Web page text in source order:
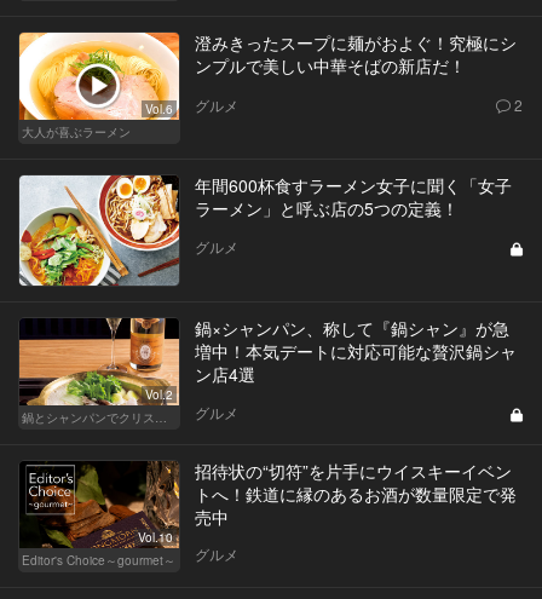
Vol.6
大人が喜ぶラーメン
澄みきったスープに麺がおよぐ！究極にシ
ンプルで美しい中華そばの新店だ！
グルメ 2
年間600杯食すラーメン女子に聞く「女子
ラーメン」と呼ぶ店の5つの定義！
グルメ
Vol.2
鍋×シャンパン、称して『鍋シャン』が急
増中！本気デートに対応可能な贅沢鍋シャ
ン店4選
グルメ
Vol.10
Editor's Choice～gourmet～
招待状の“切符”を片手にウイスキーイベン
トへ！鉄道に縁のあるお酒が数量限定で発
売中
グルメ